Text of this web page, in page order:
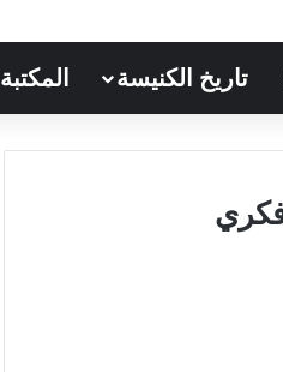
تاريخ الكنيسة المكتبة